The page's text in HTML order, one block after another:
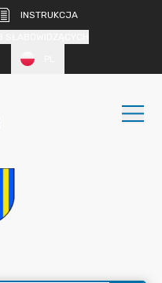
INSTRUKCJA